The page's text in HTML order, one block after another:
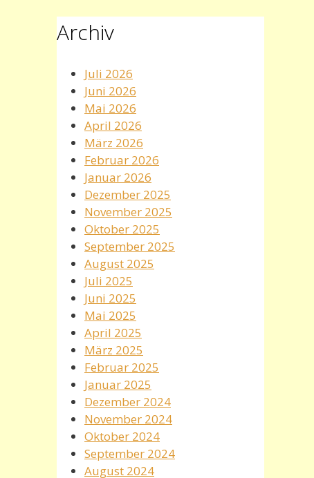
Archiv
Juli 2026
Juni 2026
Mai 2026
April 2026
März 2026
Februar 2026
Januar 2026
Dezember 2025
November 2025
Oktober 2025
September 2025
August 2025
Juli 2025
Juni 2025
Mai 2025
April 2025
März 2025
Februar 2025
Januar 2025
Dezember 2024
November 2024
Oktober 2024
September 2024
August 2024